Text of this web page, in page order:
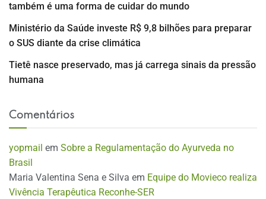
também é uma forma de cuidar do mundo
Ministério da Saúde investe R$ 9,8 bilhões para preparar
o SUS diante da crise climática
Tietê nasce preservado, mas já carrega sinais da pressão
humana
Comentários
yopmail em Sobre a Regulamentação do Ayurveda no
Brasil
Maria Valentina Sena e Silva em Equipe do Movieco realiza
Vivência Terapêutica Reconhe-SER